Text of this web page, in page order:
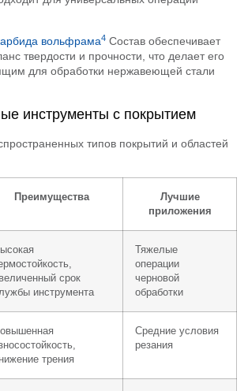
вольфрама4 Состав обеспечивает
твердости и прочности, что делает его
для обработки нержавеющей стали
инструменты с покрытием
типов покрытий и областей
Преимущества
Лучшие
приложения
срок
инструмента
Тяжелые
операции
черновой
обработки
трения
Средние условия
резания